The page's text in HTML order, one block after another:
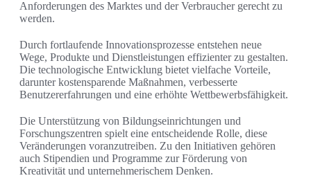
Anforderungen des Marktes und der Verbraucher gerecht zu
werden.
Durch fortlaufende Innovationsprozesse entstehen neue
Wege, Produkte und Dienstleistungen effizienter zu gestalten.
Die technologische Entwicklung bietet vielfache Vorteile,
darunter kostensparende Maßnahmen, verbesserte
Benutzererfahrungen und eine erhöhte Wettbewerbsfähigkeit.
Die Unterstützung von Bildungseinrichtungen und
Forschungszentren spielt eine entscheidende Rolle, diese
Veränderungen voranzutreiben. Zu den Initiativen gehören
auch Stipendien und Programme zur Förderung von
Kreativität und unternehmerischem Denken.